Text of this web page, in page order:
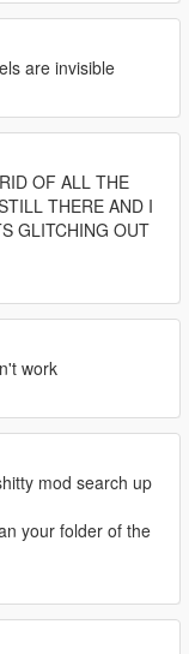
are invisible
OF ALL THE
THERE AND I
GLITCHING OUT
work
mod search up
your folder of the